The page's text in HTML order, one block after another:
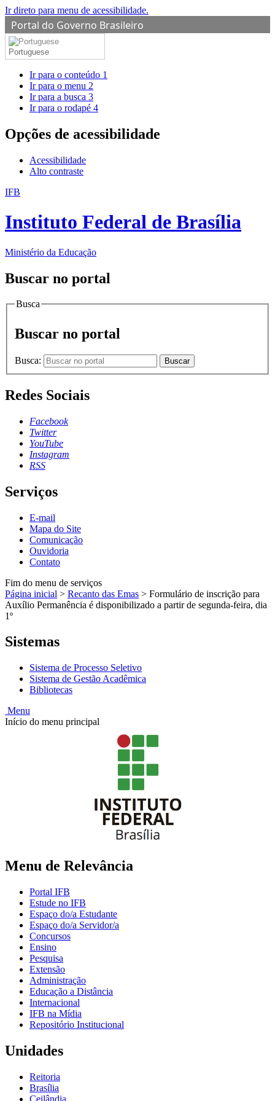
Ir direto para menu de acessibilidade.
Portal do Governo Brasileiro
Portuguese
Ir para o conteúdo 1
Ir para o menu 2
Ir para a busca 3
Ir para o rodapé 4
Opções de acessibilidade
Acessibilidade
Alto contraste
IFB
Instituto Federal de Brasília
Ministério da Educação
Buscar no portal
Busca
Buscar no portal
Busca: Buscar
Redes Sociais
Facebook
Twitter
YouTube
Instagram
RSS
Serviços
E-mail
Mapa do Site
Comunicação
Ouvidoria
Contato
Fim do menu de serviços
Página inicial > Recanto das Emas > Formulário de inscrição para
Auxílio Permanência é disponibilizado a partir de segunda-feira, dia
1º
Sistemas
Sistema de Processo Seletivo
Sistema de Gestão Acadêmica
Bibliotecas
Menu
Início do menu principal
Menu de Relevância
Portal IFB
Estude no IFB
Espaço do/a Estudante
Espaço do/a Servidor/a
Concursos
Ensino
Pesquisa
Extensão
Administração
Educação a Distância
Internacional
IFB na Mídia
Repositório Institucional
Unidades
Reitoria
Brasília
Ceilândia